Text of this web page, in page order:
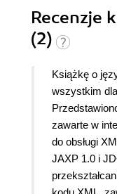
Recenzje
(2)
Książkę o
wszystkim
zawarte w
do obsługi
JAXP 1.0 i